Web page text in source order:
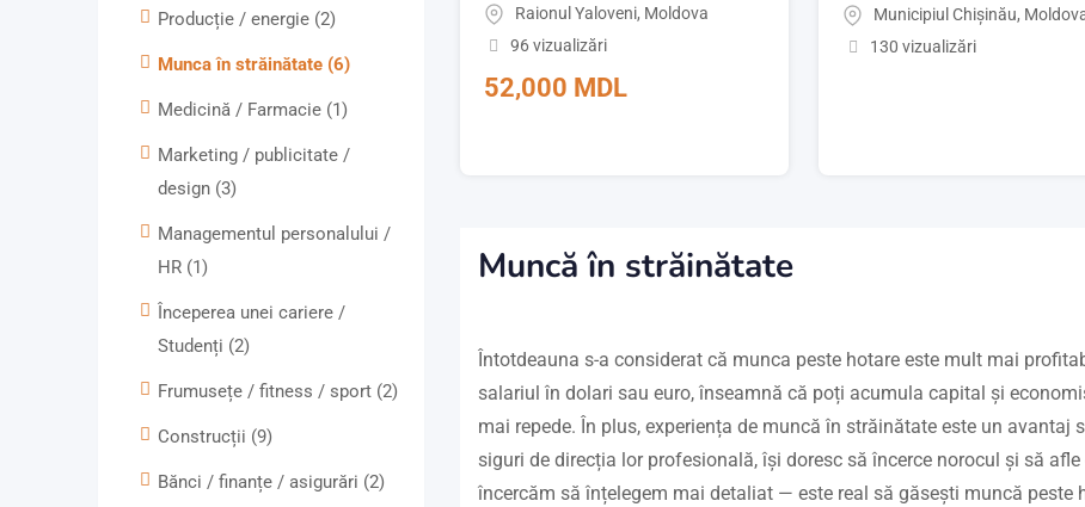
Producție / energie (2)
Munca în străinătate (6)
Medicină / Farmacie (1)
Marketing / publicitate /
design (3)
Managementul personalului /
HR (1)
Începerea unei cariere /
Studenți (2)
Frumusețe / fitness / sport (2)
Construcții (9)
Bănci / finanțe / asigurări (2)
Raionul Yaloveni, Moldova
96 vizualizări
52,000 MDL
Municipiul Chișinău,
130 vizualizări
Muncă în străinătate
Întotdeauna s-a considerat că munca peste hotare este mult mai
salariul în dolari sau euro, înseamnă că poți acumula capital și
mai repede. În plus, experiența de muncă în străinătate este un
siguri de direcția lor profesională, își doresc să încerce norocul și să
încercăm să înțelegem mai detaliat — este real să găsești muncă peste